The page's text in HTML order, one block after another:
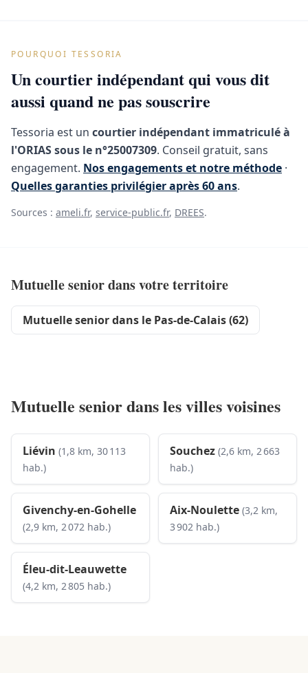
POURQUOI TESSORIA
Un courtier indépendant qui vous dit
aussi quand ne pas souscrire
Tessoria est un courtier indépendant immatriculé à
l'ORIAS sous le n°25007309. Conseil gratuit, sans
engagement. Nos engagements et notre méthode ·
Quelles garanties privilégier après 60 ans.
Sources : ameli.fr, service-public.fr, DREES.
Mutuelle senior dans votre territoire
Mutuelle senior dans le Pas-de-Calais (62)
Mutuelle senior dans les villes voisines
Liévin (1,8 km, 30 113
hab.)
Souchez (2,6 km, 2 663
hab.)
Givenchy-en-Gohelle
(2,9 km, 2 072 hab.)
Aix-Noulette (3,2 km,
3 902 hab.)
Éleu-dit-Leauwette
(4,2 km, 2 805 hab.)